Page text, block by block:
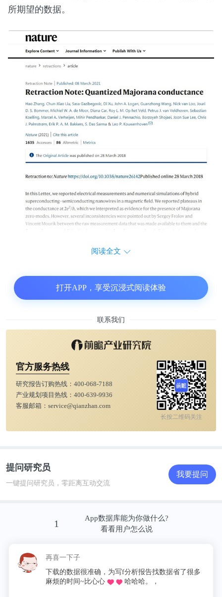
所期望的数据。
阅读全文
打开APP，享受沉浸式阅读体验
联系我们
官方服务热线
研究报告订购热线： 400-068-7188
产业规划项目热线： 400-639-9936
客服邮箱： service@qianzhan.com
长按二维码关注
提问研究员
一键提问研究员，零距离互动交流
我要提问
1
App数据库能为你做什么?
看看用户怎么说
再喜一下子
下载的数据很准确，为写f分析报告找数据省了很多
麻烦的时间~比心心
哈哈哈。，